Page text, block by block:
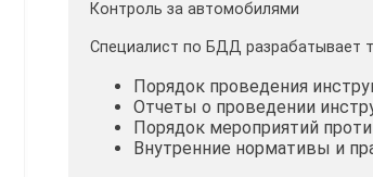
Контроль за автомобилями
Специалист по БДД разрабатывает
Порядок проведения
Отчеты о проведении
Порядок мероприятий
Внутренние нормативы и